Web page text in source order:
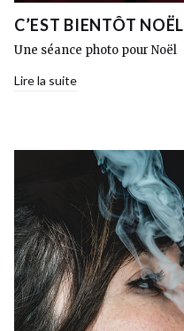
C’EST BIENTÔT
Une séance photo pour Noël
Lire la suite